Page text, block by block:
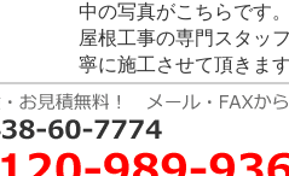
中の写真がこちらです。
屋根工事の専門スタッ
寧に施工させて頂きます